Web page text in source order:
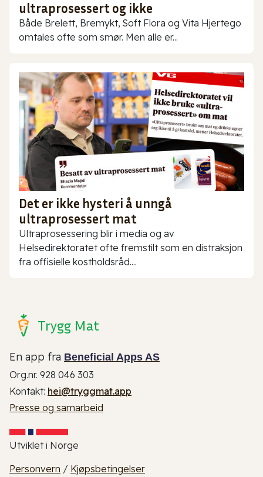
ultraprosessert og ikke
Både Brelett, Bremykt, Soft Flora og Vita Hjertego
omtales ofte som smør. Men alle er...
Det er ikke hysteri å unngå
ultraprosessert mat
Ultraprosessering blir i media og av
Helsedirektoratet ofte fremstilt som en distraksjon
fra offisielle kostholdsråd....
Trygg Mat
En app fra Beneficial Apps AS
Org.nr. 928 046 303
Kontakt: hei@tryggmat.app
Presse og samarbeid
Utviklet i Norge
Personvern / Kjøpsbetingelser